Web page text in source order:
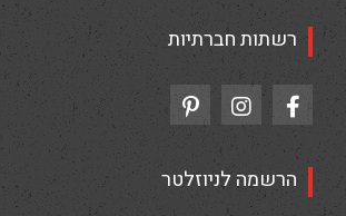
רשתות חברתיות
הרשמה לניוזלטר